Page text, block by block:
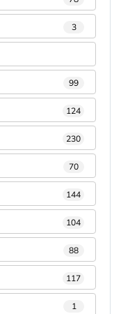
3
99
124
230
70
144
104
88
117
1